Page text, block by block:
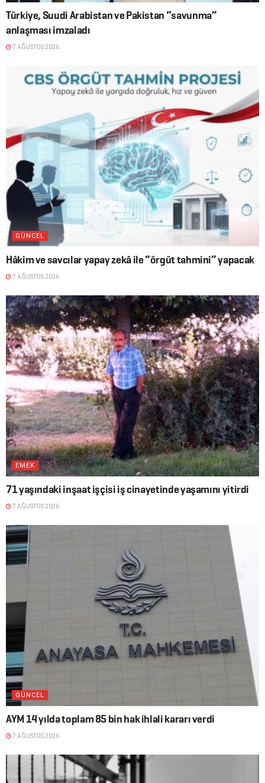
Türkiye, Suudi Arabistan ve Pakistan “savunma”
anlaşması imzaladı
7 AĞUSTOS 2026
GÜNCEL
Hâkim ve savcılar yapay zekâ ile “örgüt tahmini” yapacak
7 AĞUSTOS 2026
EMEK
71 yaşındaki inşaat işçisi iş cinayetinde yaşamını yitirdi
7 AĞUSTOS 2026
GÜNCEL
AYM 14 yılda toplam 85 bin hak ihlali kararı verdi
7 AĞUSTOS 2026